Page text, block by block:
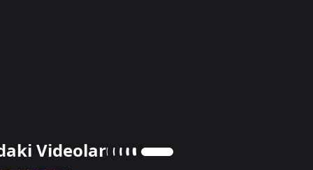
Videolar